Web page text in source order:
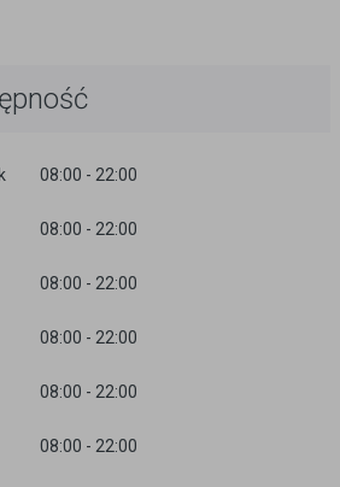
08:00 - 22:00
08:00 - 22:00
08:00 - 22:00
08:00 - 22:00
08:00 - 22:00
08:00 - 22:00